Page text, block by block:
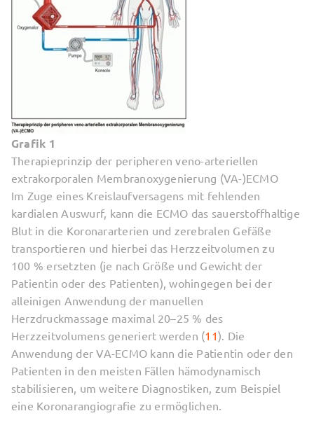
Grafik 1
Therapieprinzip der peripheren veno-arteriellen
extrakorporalen Membranoxygenierung (VA-)ECMO
Im Zuge eines Kreislaufversagens mit fehlenden
kardialen Auswurf, kann die ECMO das sauerstoffhaltige
Blut in die Koronararterien und zerebralen Gefäße
transportieren und hierbei das Herzzeitvolumen zu
100 % ersetzten (je nach Größe und Gewicht der
Patientin oder des Patienten), wohingegen bei der
alleinigen Anwendung der manuellen
Herzdruckmassage maximal 20–25 % des
Herzzeitvolumens generiert werden (11). Die
Anwendung der VA-ECMO kann die Patientin oder den
Patienten in den meisten Fällen hämodynamisch
stabilisieren, um weitere Diagnostiken, zum Beispiel
eine Koronarangiografie zu ermöglichen.